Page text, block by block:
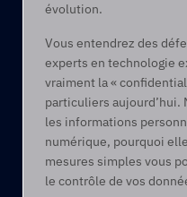
évolution.
Vous entendrez des
experts en technologie
vraiment la «
particuliers aujourd’hui.
les informations
numérique, pourquoi
mesures simples vous
le contrôle de vos